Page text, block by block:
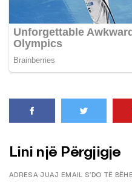
Lini një Përgjigje
ADRESA JUAJ EMAIL S’DO TË